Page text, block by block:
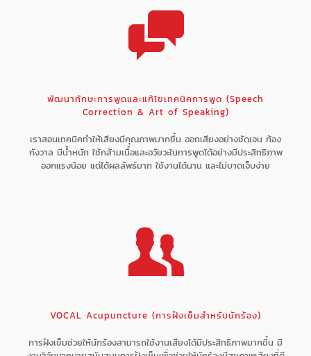
พัฒนาทักษะการพูดและแก้ไขเทคนิคการพูด (Speech
Correction & Art of Speaking)
เราสอนเทคนิคทำให้เสียงมีคุณภาพมากขึ้น ออกเสียงอย่างชัดเจน ก้อง
กังวาล มีน้ำหนัก ใช้กล้ามเนื้อและอวัยวะในการพูดได้อย่างมีประสิทธิภาพ
ออกแรงน้อย แต่ได้ผลลัพธ์มาก ใช้งานได้นาน และไม่บาดเจ็บง่าย
VOCAL Acupuncture (การฝังเข็มสำหรับนักร้อง)
การฝังเข็มช่วยให้นักร้องสามารถใช้งานเสียงได้มีประสิทธิภาพมากขึ้น มี